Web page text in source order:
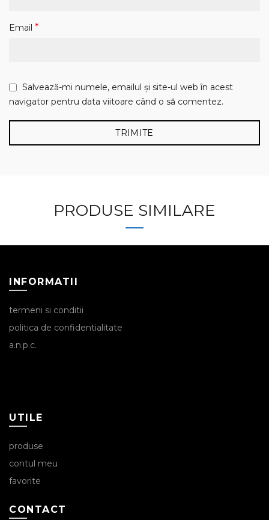
Email *
Salvează-mi numele, emailul și site-ul web în acest
navigator pentru data viitoare când o să comentez.
PRODUSE SIMILARE
INFORMATII
termeni si conditii
politica de confidentialitate
a.n.p.c.
UTILE
produse
contul meu
favorite
CONTACT